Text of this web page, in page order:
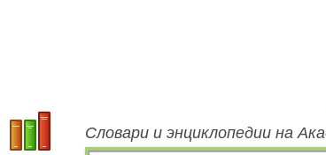
Словари и энциклопедии на